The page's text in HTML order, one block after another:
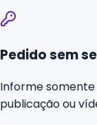
Pedido sem
Informe
publicação ou